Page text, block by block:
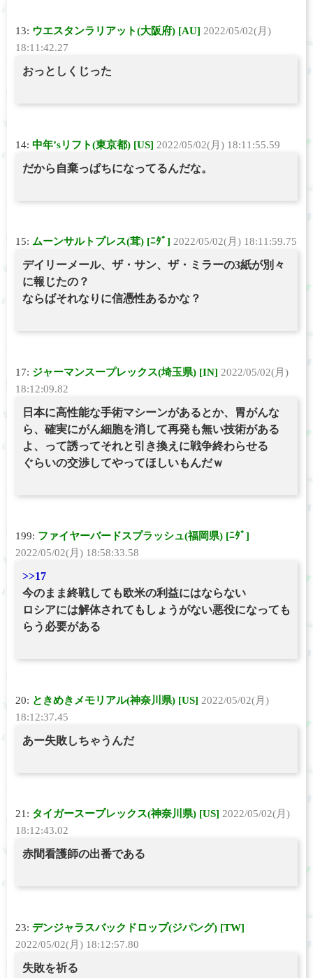
13: ウエスタンラリアット(大阪府) [AU] 2022/05/02(月)
18:11:42.27
おっとしくじった
14: 中年’sリフト(東京都) [US] 2022/05/02(月) 18:11:55.59
だから自棄っぱちになってるんだな。
15: ムーンサルトプレス(茸) [ﾆﾀﾞ] 2022/05/02(月) 18:11:59.75
デイリーメール、ザ・サン、ザ・ミラーの3紙が別々
に報じたの？
ならばそれなりに信憑性あるかな？
17: ジャーマンスープレックス(埼玉県) [IN] 2022/05/02(月)
18:12:09.82
日本に高性能な手術マシーンがあるとか、胃がんな
ら、確実にがん細胞を消して再発も無い技術がある
よ、って誘ってそれと引き換えに戦争終わらせる
ぐらいの交渉してやってほしいもんだｗ
199: ファイヤーバードスプラッシュ(福岡県) [ﾆﾀﾞ]
2022/05/02(月) 18:58:33.58
>>17
今のまま終戦しても欧米の利益にはならない
ロシアには解体されてもしょうがない悪役になっても
らう必要がある
20: ときめきメモリアル(神奈川県) [US] 2022/05/02(月)
18:12:37.45
あー失敗しちゃうんだ
21: タイガースープレックス(神奈川県) [US] 2022/05/02(月)
18:12:43.02
赤間看護師の出番である
23: デンジャラスバックドロップ(ジパング) [TW]
2022/05/02(月) 18:12:57.80
失敗を祈る